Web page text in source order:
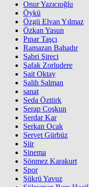
Onur Yazıcıoğlu
Öykü
Özgü Elvan Yılmaz
Özkan Yasun
Pınar Taşçı
Ramazan Bahadır
Sabri Şireci
Şafak Zorludere
Sait Oktay
Salih Salman
sanat
Seda Öztürk
Serap Coşkun
Serdar Kar
Serkan Ocak
Servet Gürbüz
Şiir
Sinema
Sönmez Karakurt
Spor
Şükrü Yavuz